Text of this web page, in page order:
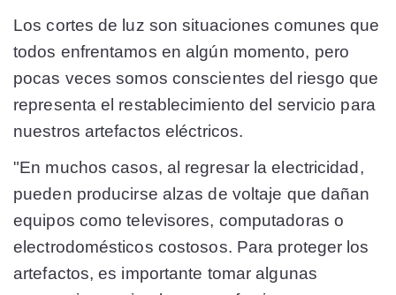
Los cortes de luz son situaciones comunes que
todos enfrentamos en algún momento, pero
pocas veces somos conscientes del riesgo que
representa el restablecimiento del servicio para
nuestros artefactos eléctricos.
"En muchos casos, al regresar la electricidad,
pueden producirse alzas de voltaje que dañan
equipos como televisores, computadoras o
electrodomésticos costosos. Para proteger los
artefactos, es importante tomar algunas